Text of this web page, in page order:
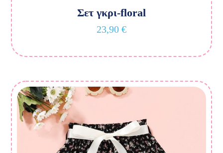
Σετ γκρι-floral
23,90 €